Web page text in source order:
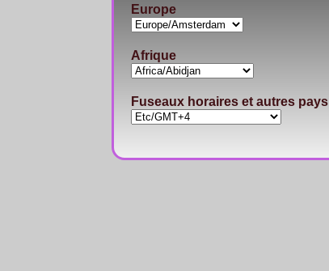
Europe
Afrique
Fuseaux horaires et autres pays